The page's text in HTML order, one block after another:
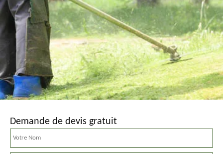
Demande de devis gratuit